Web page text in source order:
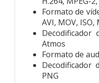
Formato de
AVI, MOV, ISO,
Decodificador
Atmos
Formato de
Decodificador
PNG